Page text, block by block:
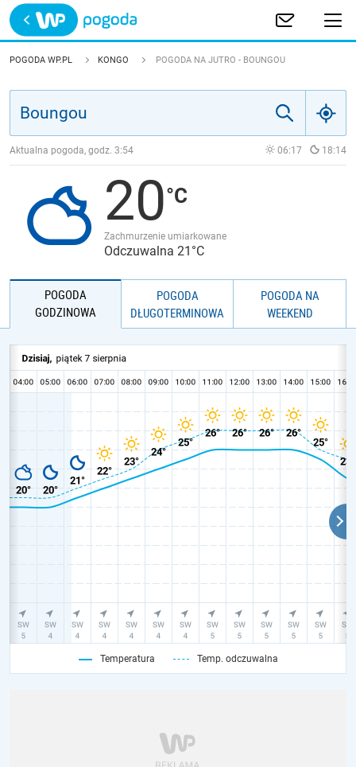
Trwa ładowanie
POLSKA
JAKOŚĆ POWIETRZA
POGODA WP.PL KONGO POGODA NA JUTRO - BOUNGOU
Aktualna pogoda, godz. 3:54 06:17 18:14
20
Zachmurzenie umiarkowane
Odczuwalna 21°C
POGODA
GODZINOWA
POGODA
DŁUGOTERMINOWA
POGODA NA
WEEKEND
Temperatura Temp. odczuwalna